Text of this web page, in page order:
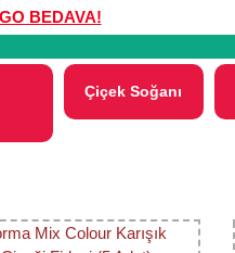
BEDAVA!
Çiçek Soğanı